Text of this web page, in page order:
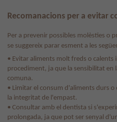
Recomanacions per a evitar
Per a prevenir possibles molèsties o
se suggereix parar esment a les
• Evitar aliments molt freds o
procediment, ja que la sensibilitat en
comuna.
• Limitar el consum d'aliments durs
la integritat de l'empast.
• Consultar amb el dentista si
prolongada, ja que pot ser senyal